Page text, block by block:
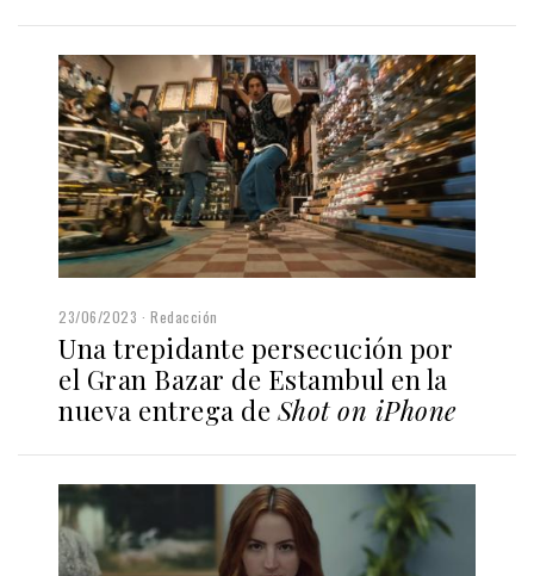
23/06/2023 Redacción
Una trepidante persecución por
el Gran Bazar de Estambul en la
nueva entrega deShot on iPhone